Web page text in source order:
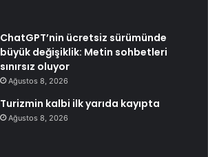
ChatGPT’nin ücretsiz sürümünde
büyük değişiklik: Metin sohbetleri
sınırsız oluyor
Ağustos 8, 2026
Turizmin kalbi ilk yarıda kayıpta
Ağustos 8, 2026